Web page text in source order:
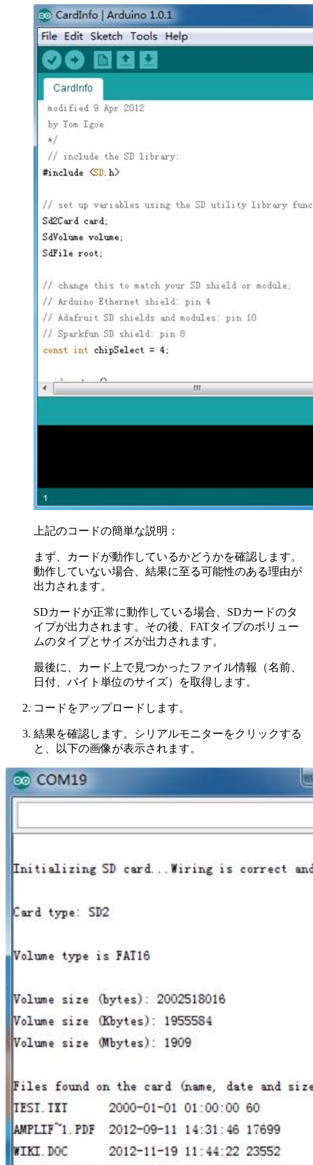
上記のコードの簡単な説明：
まず、カードが動作しているかどうかを確認します。
動作していない場合、結果に至る可能性のある理由が
出力されます。
SDカードが正常に動作している場合、SDカードのタ
イプが出力されます。その後、FATタイプのボリュー
ムのタイプとサイズが出力されます。
最後に、カード上で見つかったファイル情報（名前、
日付、バイト単位のサイズ）を取得します。
コードをアップロードします。
結果を確認します。シリアルモニターをクリックする
と、以下の画像が表示されます。